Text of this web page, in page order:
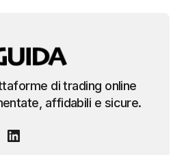
di trading online
affidabili e sicure.